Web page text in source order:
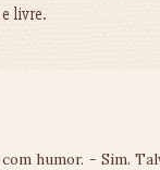
livre.
humor. - Sim.